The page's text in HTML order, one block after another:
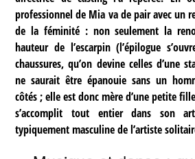
professionnel de Mia va de pair avec un
de la féminité : non seulement la
hauteur de l’escarpin (l’épilogue
chaussures, qu’on devine celles d’une
ne saurait être épanouie sans un
côtés ; elle est donc mère d’une petite
s’accomplit tout entier dans son
typiquement masculine de l’artiste